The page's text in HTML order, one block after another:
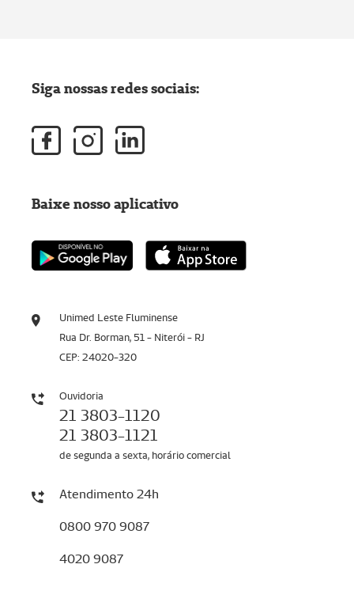
Unimed Leste Fluminense
Rua Dr. Borman, 51 - Niterói - RJ
CEP: 24020-320
Ouvidoria
21 3803-1120
21 3803-1121
de segunda a sexta, horário comercial
Atendimento 24h
0800 970 9087
4020 9087
Siga nossas redes sociais:
Baixe nosso aplicativo